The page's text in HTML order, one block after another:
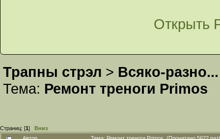
Открыть
Трапны стрэл > Всяко-разно...
Тема: Ремонт треноги Primos
Страниц: [1] Вниз